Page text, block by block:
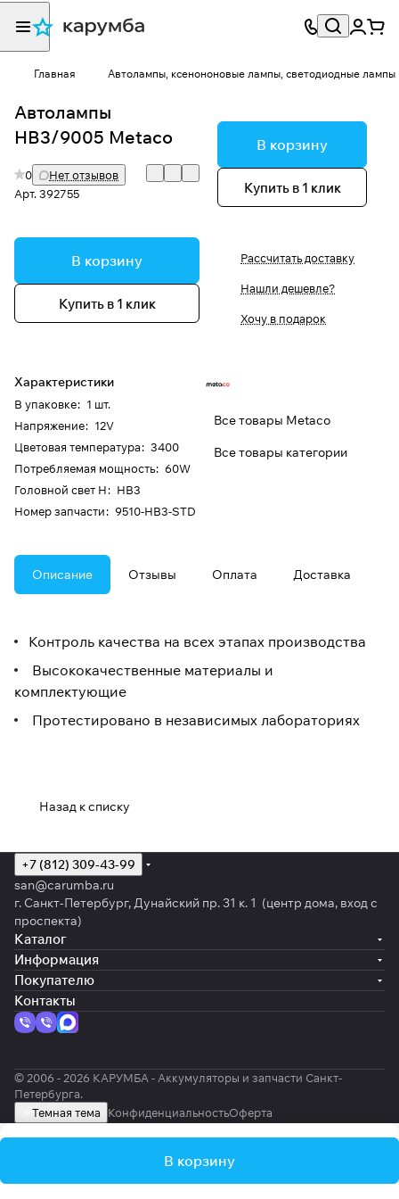
Главная Автолампы, ксенононовые лампы, светодиодные лампы
Автолампы
HB3/9005 Metaco
0
Нет отзывов
Арт.392755
В корзину
Купить в 1 клик
Характеристики
В упаковке: 1 шт.
Напряжение: 12V
Цветовая температура: 3400
Потребляемая мощность: 60W
Головной свет H: HB3
Номер запчасти: 9510-HB3-STD
В корзину
Купить в 1 клик
Рассчитать доставку
Нашли дешевле?
Хочу в подарок
Все товары Metaco
Все товары категории
Описание Отзывы Оплата Доставка
Контроль качества на всех этапах производства
Высококачественные материалы и
комплектующие
Протестировано в независимых лабораториях
Назад к списку
В корзину
+7 (812) 309-43-99
san@carumba.ru
г. Санкт-Петербург, Дунайский пр. 31 к. 1 (центр дома, вход с
проспекта)
Каталог
Информация
Покупателю
Контакты
© 2006 - 2026 КАРУМБА - Аккумуляторы и запчасти Санкт-
Петербурга.
Темная тема
КонфиденциальностьОферта